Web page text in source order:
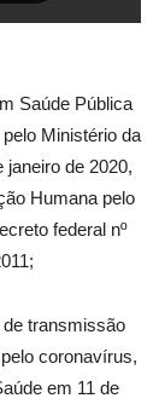
Saúde Pública
Ministério da
janeiro de 2020,
Humana pelo
federal nº
transmissão
coronavírus,
em 11 de